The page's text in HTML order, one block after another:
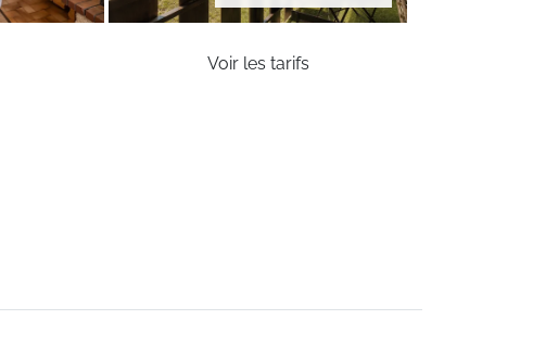
Voir les tarifs